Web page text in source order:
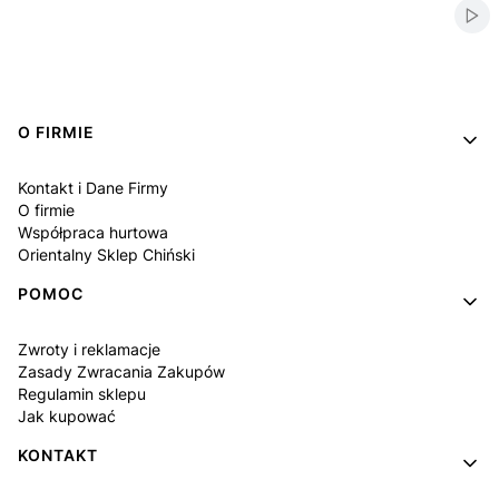
Linki w stopce
O FIRMIE
Kontakt i Dane Firmy
O firmie
Współpraca hurtowa
Orientalny Sklep Chiński
POMOC
Zwroty i reklamacje
Zasady Zwracania Zakupów
Regulamin sklepu
Jak kupować
KONTAKT